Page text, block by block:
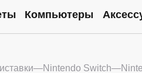
Компьютеры
Nintendo Switch